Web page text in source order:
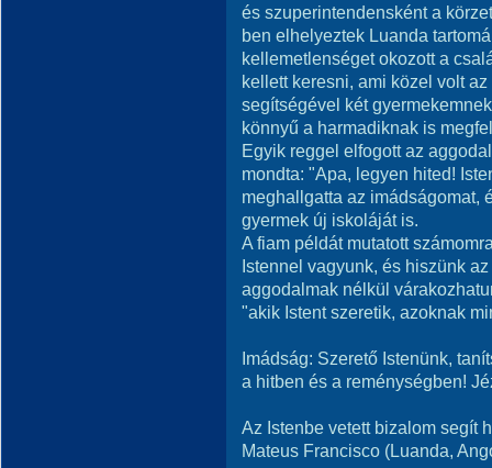
és szuperintendensként a
ben elhelyeztek Luanda
kellemetlenséget okozott a
kellett keresni, ami közel volt
segítségével két
könnyű a harmadiknak is
Egyik reggel elfogott az
mondta: "Apa, legyen hited!
meghallgatta az imádságomat,
gyermek új iskoláját is.
A fiam példát mutatott
Istennel vagyunk, és hiszünk
aggodalmak nélkül
"akik Istent szeretik, azoknak
Imádság: Szerető Istenünk,
a hitben és a reménységben!
Az Istenbe vetett bizalom segít
Mateus Francisco (Luanda,